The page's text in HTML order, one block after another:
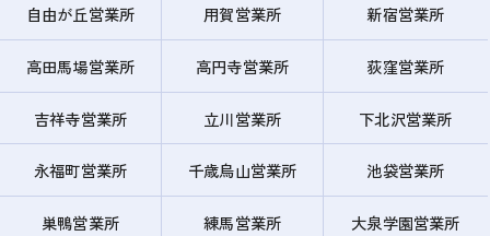
自由が丘営業所 用賀営業所 新宿営業所
高田馬場営業所 高円寺営業所 荻窪営業所
吉祥寺営業所 立川営業所 下北沢営業所
永福町営業所 千歳烏山営業所 池袋営業所
巣鴨営業所 練馬営業所 大泉学園営業所